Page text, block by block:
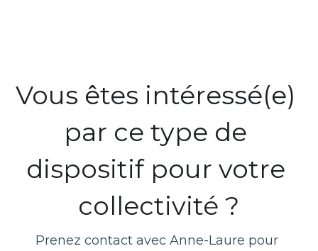
Vous êtes intéressé(e)
par ce type de
dispositif pour votre
collectivité ?
Prenez contact avec Anne-Laure pour